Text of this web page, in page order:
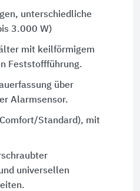
unterschiedliche
3.000 W)
mit keilförmigem
Feststoffführung.
über
Alarmsensor.
Standard), mit
universellen